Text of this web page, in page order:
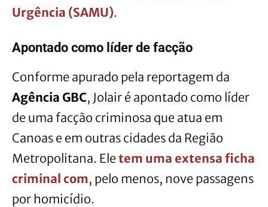
Urgência (SAMU).
Apontado como líder de facção
Conforme apurado pela reportagem da
Agência GBC, Jolair é apontado como líder
de uma facção criminosa que atua em
Canoas e em outras cidades da Região
Metropolitana. Ele tem uma extensa ficha
criminal com, pelo menos, nove passagens
por homicídio.